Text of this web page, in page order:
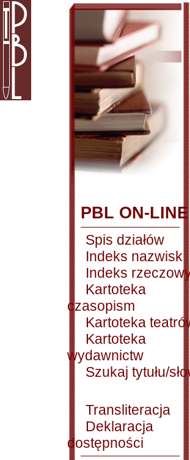
PBL ON-LINE
Spis działów
Indeks nazwisk
Indeks
Kartoteka
czasopism
Kartoteka
Kartoteka
wydawnictw
Szukaj tytułu/
Transliteracja
Deklaracja
dostępności